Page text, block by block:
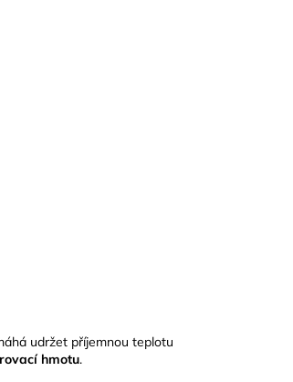
udržet příjemnou teplotu
hmotu.